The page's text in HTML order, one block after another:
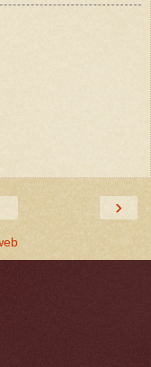
›